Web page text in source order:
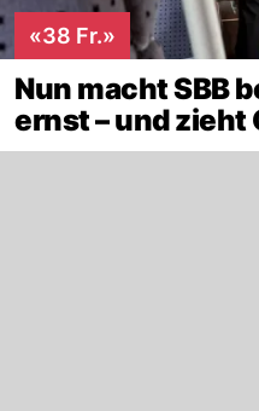
«38 Fr.»
Nun macht SBB
ernst – und zieht